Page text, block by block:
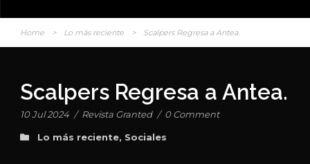
Home > Lo más reciente > Scalpers Regresa a Antea.
Scalpers Regresa a Antea.
10 Jul 2024 / Revista Granted / 0 Comment
Lo más reciente, Sociales